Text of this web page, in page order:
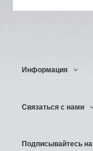
Информация
Связаться с нами
Подписывайтесь